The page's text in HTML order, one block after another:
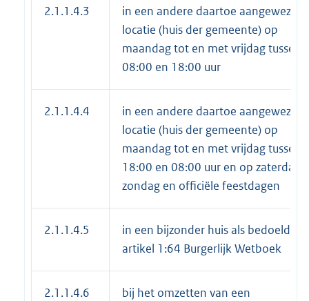
2.1.1.4.3
in een andere daartoe aangewezen
locatie (huis der gemeente) op
maandag tot en met vrijdag tussen
08:00 en 18:00 uur
2.1.1.4.4
in een andere daartoe aangewezen
locatie (huis der gemeente) op
maandag tot en met vrijdag tussen
18:00 en 08:00 uur en op zaterdag,
zondag en officiële feestdagen
2.1.1.4.5
in een bijzonder huis als bedoeld in
artikel 1:64 Burgerlijk Wetboek
2.1.1.4.6
bij het omzetten van een